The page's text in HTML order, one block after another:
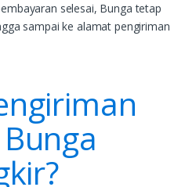
selesai, Bunga tetap
sampai ke alamat pengiriman